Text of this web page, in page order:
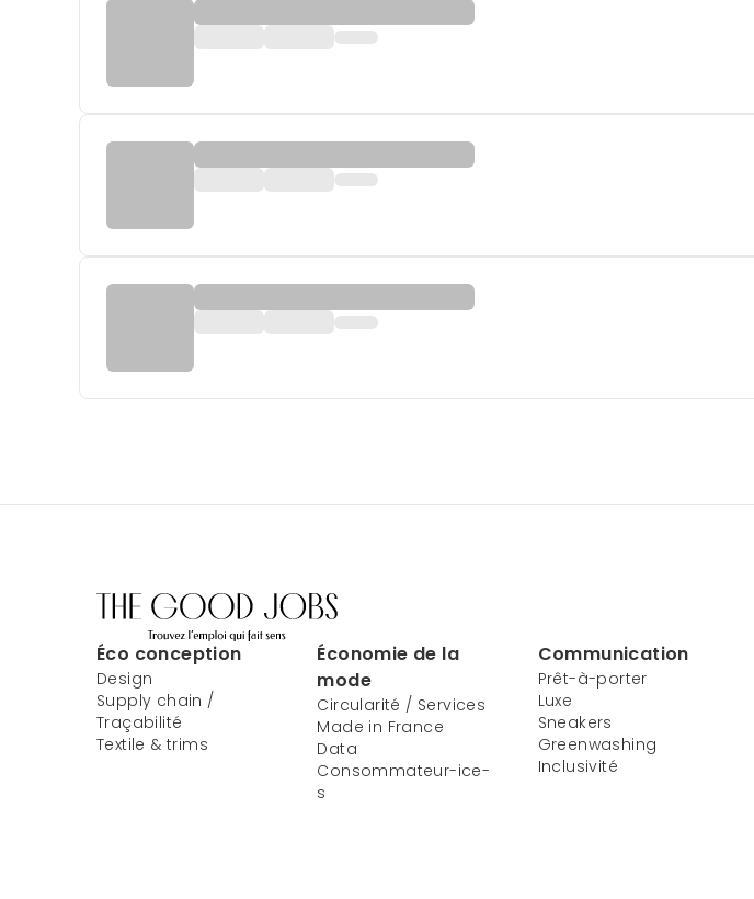
Éco conception
Design
Supply chain /
Traçabilité
Textile & trims
Économie de la
mode
Circularité / Services
Made in France
Data
Consommateur-ice-
s
Communication
Prêt-à-porter
Luxe
Sneakers
Greenwashing
Inclusivité